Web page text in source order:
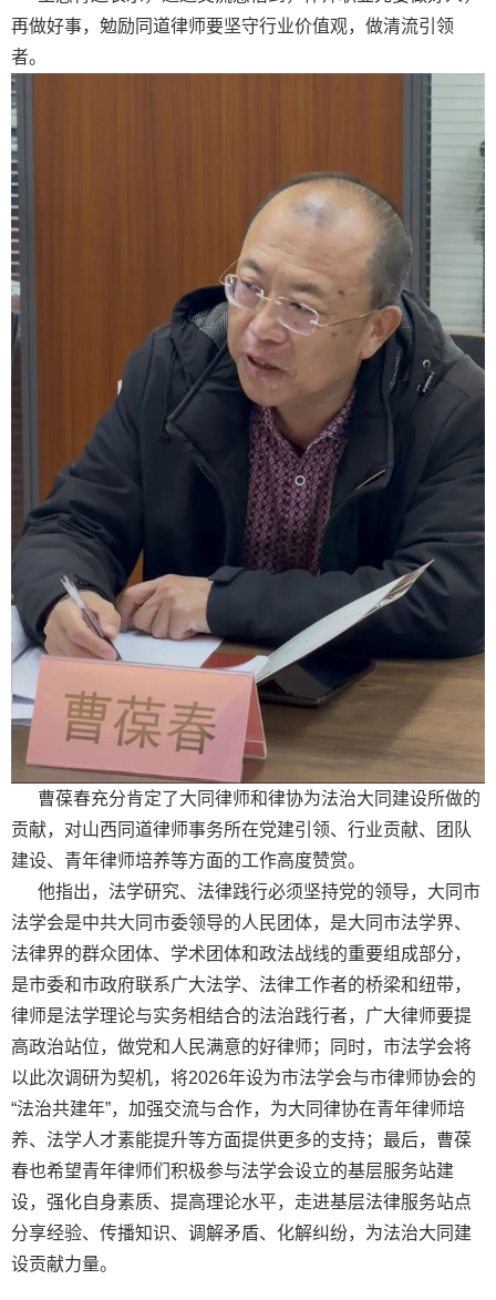
再做好事，勉励同道律师要坚守行业价值观，做清流引领
者。
曹葆春充分肯定了大同律师和律协为法治大同建设所做的
贡献，对山西同道律师事务所在党建引领、行业贡献、团队
建设、青年律师培养等方面的工作高度赞赏。
他指出，法学研究、法律践行必须坚持党的领导，大同市
法学会是中共大同市委领导的人民团体，是大同市法学界、
法律界的群众团体、学术团体和政法战线的重要组成部分，
是市委和市政府联系广大法学、法律工作者的桥梁和纽带，
律师是法学理论与实务相结合的法治践行者，广大律师要提
高政治站位，做党和人民满意的好律师；同时，市法学会将
以此次调研为契机，将2026年设为市法学会与市律师协会的
“法治共建年”，加强交流与合作，为大同律协在青年律师培
养、法学人才素能提升等方面提供更多的支持；最后，曹葆
春也希望青年律师们积极参与法学会设立的基层服务站建
设，强化自身素质、提高理论水平，走进基层法律服务站点
分享经验、传播知识、调解矛盾、化解纠纷，为法治大同建
设贡献力量。